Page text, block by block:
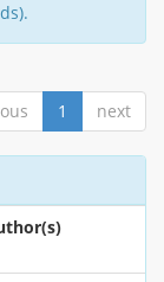
1 next